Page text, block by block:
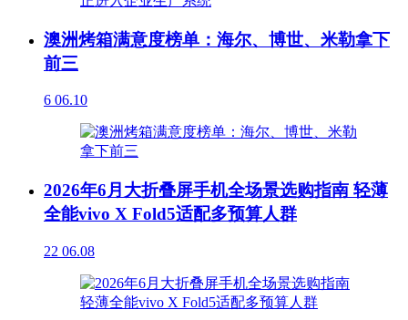
澳洲烤箱满意度榜单：海尔、博世、米勒拿下
前三
6 06.10
2026年6月大折叠屏手机全场景选购指南 轻薄
全能vivo X Fold5适配多预算人群
22 06.08